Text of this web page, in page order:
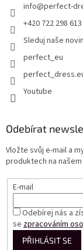
info@perfect-
+420 722 298 613
Sleduj naše
perfect_eu
Youtube
Odebírat
Vložte svůj e-mail a
produktech na
E-mail
Odebírej nás a
sezpracováním
PŘIHLÁSIT SE